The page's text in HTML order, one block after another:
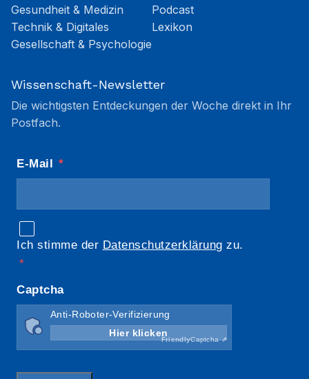
Gesundheit & Medizin
Technik & Digitales
Gesellschaft & Psychologie
Podcast
Lexikon
Wissenschaft-Newsletter
Die wichtigsten Entdeckungen der Woche direkt in Ihr
Postfach.